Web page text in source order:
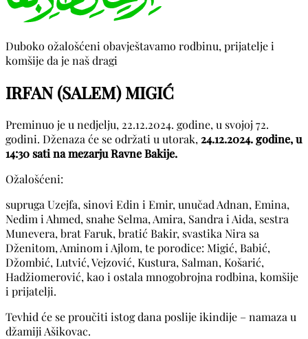
Duboko ožalošćeni obavještavamo rodbinu, prijatelje i
komšije da je naš dragi
IRFAN (SALEM) MIGIĆ
Preminuo je u nedjelju, 22.12.2024. godine, u svojoj 72.
godini. Dženaza će se održati u utorak, 24.12.2024. godine, u
14:30 sati na mezarju Ravne Bakije.
Ožalošćeni:
supruga Uzejfa, sinovi Edin i Emir, unučad Adnan, Emina,
Nedim i Ahmed, snahe Selma, Amira, Sandra i Aida, sestra
Munevera, brat Faruk, bratić Bakir, svastika Nira sa
Dženitom, Aminom i Ajlom, te porodice: Migić, Babić,
Džombić, Lutvić, Vejzović, Kustura, Salman, Košarić,
Hadžiomerović, kao i ostala mnogobrojna rodbina, komšije
i prijatelji.
Tevhid će se proučiti istog dana poslije ikindije – namaza u
džamiji Ašikovac.